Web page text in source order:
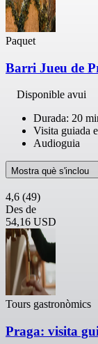
Paquet
Barri Jueu de
Disponible avui
Durada: 20
Visita guiada
Audioguia
Mostra què s'inclou
4,6 (49)
Des de
54,16 USD
Tours gastronòmics
Praga: visita